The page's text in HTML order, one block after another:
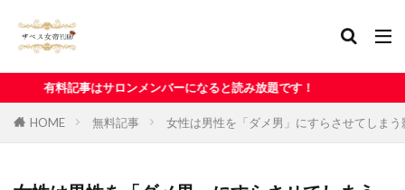
ンバーになると読み放題です！
HOME 無料記事 女性は男性を「ダメ男」にすらさせてしま